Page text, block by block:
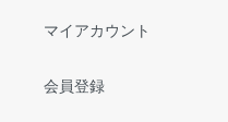
マイアカウント
会員登録